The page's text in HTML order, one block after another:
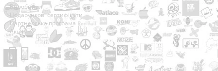
Виробники
Подарункові сертифікати
Партнерська програма
Акції